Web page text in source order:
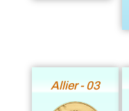
Allier - 03